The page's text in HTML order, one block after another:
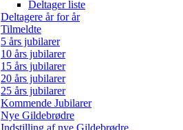
Deltager liste
Deltagere år for år
Tilmeldte
5 års jubilarer
10 års jubilarer
15 års jubilarer
20 års jubilarer
25 års jubilarer
Kommende Jubilarer
Nye Gildebrødre
Indstilling af nye Gildebrødre